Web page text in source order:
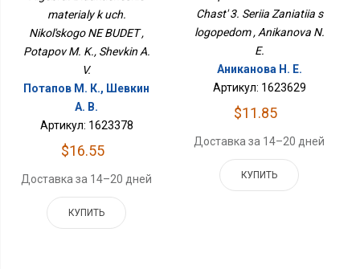
materialy k uch.
Nikol'skogo NE BUDET ,
Potapov M. K., Shevkin A.
V.
Потапов М. К., Шевкин
А. В.
Артикул: 1623378
$16.55
Доставка за 14–20 дней
КУПИТЬ
Chast' 3. Seriia Zaniatiia s
logopedom , Anikanova N.
E.
Аниканова Н. Е.
Артикул: 1623629
$11.85
Доставка за 14–20 дней
КУПИТЬ